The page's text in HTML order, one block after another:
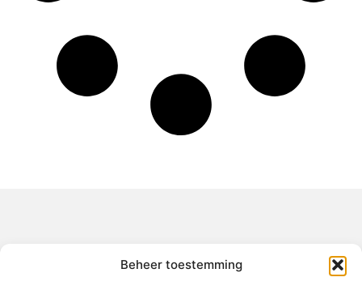
Beheer toestemming
Jouw gids voor inspiratie en tips uit het dagelijks leven.
Ontdek een brede verzameling blogs en artikelen die je helpen